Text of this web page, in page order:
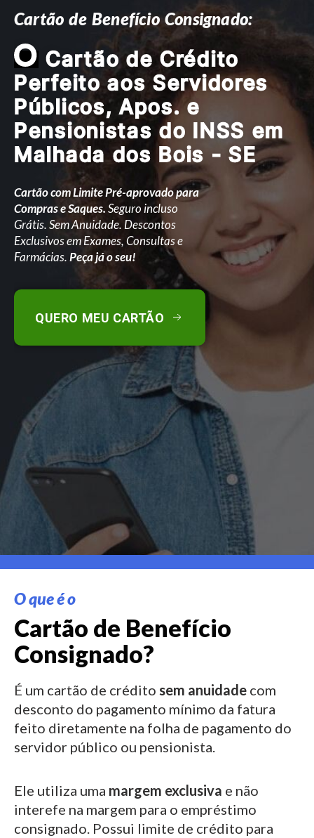
Cartão de Benefício Consignado:
O Cartão de Crédito
Perfeito aos Servidores
Públicos, Apos. e
Pensionistas do INSS em
Malhada dos Bois - SE
Cartão com Limite Pré-aprovado para
Compras e Saques.Seguro incluso
Grátis. Sem Anuidade. Descontos
Exclusivos em Exames, Consultas e
Farmácias.Peça já o seu!
QUERO MEU CARTÃO
O que é o
Cartão de Benefício
Consignado?
É um cartão de crédito sem anuidade com
desconto do pagamento mínimo da fatura
feito diretamente na folha de pagamento do
servidor público ou pensionista.
Ele utiliza uma margem exclusiva e não
interefe na margem para o empréstimo
consignado. Possui limite de crédito para